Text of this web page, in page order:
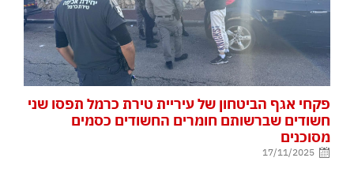
פקחי אגף הביטחון של עיריית טירת כרמל תפסו שני
חשודים שברשותם חומרים החשודים כסמים
מסוכנים
17/11/2025